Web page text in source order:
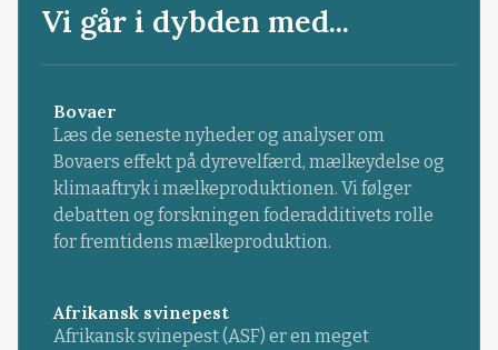
Vi går i dybden med...
Bovaer
Læs de seneste nyheder og analyser om
Bovaers effekt på dyrevelfærd, mælkeydelse og
klimaaftryk i mælkeproduktionen. Vi følger
debatten og forskningen foderadditivets rolle
for fremtidens mælkeproduktion.
Afrikansk svinepest
Afrikansk svinepest (ASF) er en meget